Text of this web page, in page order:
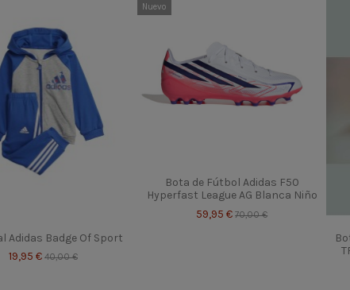
Adidas Badge Of Sport
19,95 € 40,00 €
Nuevo
Bota de Fútbol Adidas F50
Hyperfast League AG Blanca Niño
59,95 €70,00 €